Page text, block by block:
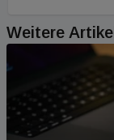
Weitere Artikel